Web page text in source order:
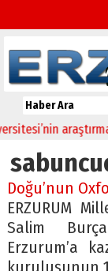
araştırma
Doğu’nun
ERZURUM
Salim
Erzurum’a